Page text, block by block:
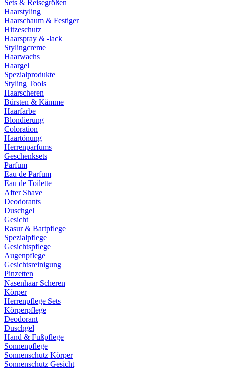
Sets & Reisegrößen
Haarstyling
Haarschaum & Festiger
Hitzeschutz
Haarspray & -lack
Stylingcreme
Haarwachs
Haargel
Spezialprodukte
Styling Tools
Haarscheren
Bürsten & Kämme
Haarfarbe
Blondierung
Coloration
Haartönung
Herrenparfums
Geschenksets
Parfum
Eau de Parfum
Eau de Toilette
After Shave
Deodorants
Duschgel
Gesicht
Rasur & Bartpflege
Spezialpflege
Gesichtspflege
Augenpflege
Gesichtsreinigung
Pinzetten
Nasenhaar Scheren
Körper
Herrenpflege Sets
Körperpflege
Deodorant
Duschgel
Hand & Fußpflege
Sonnenpflege
Sonnenschutz Körper
Sonnenschutz Gesicht